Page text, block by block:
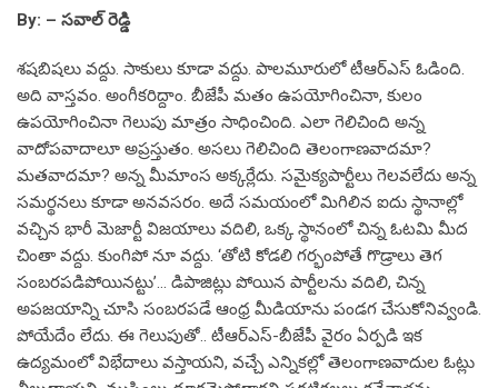
By: – సవాల్‌ రెడ్డి
శషబిషలు వద్దు. సాకులు కూడా వద్దు. పాలమూరులో టీఆర్‌ఎస్ ఓడింది.
అది వాస్తవం. అంగీకరిద్దాం. బీజేపీ మతం ఉపయోగించినా, కులం
ఉపయోగించినా గెలుపు మాత్రం సాధించింది. ఎలా గెలిచింది అన్న
వాదోపవాదాలూ అప్రస్తుతం. అసలు గెలిచింది తెలంగాణవాదమా?
మతవాదమా? అన్న మీమాంస అక్కర్లేదు. సమైక్యపార్టీలు గెలవలేదు అన్న
సమర్థనలు కూడా అనవసరం. అదే సమయంలో మిగిలిన ఐదు స్థానాల్లో
వచ్చిన భారీ మెజార్టీ విజయాలు వదిలి, ఒక్క స్థానంలో చిన్న ఓటమి మీద
చింతా వద్దు. కుంగిపో నూ వద్దు. ‘తోటి కోడలి గర్భంపోతే గొడ్రాలు తెగ
సంబరపడిపోయినట్టు’… డిపాజిట్లు పోయిన పార్టీలను వదిలి, చిన్న
అపజయాన్ని చూసి సంబరపడే ఆంధ్ర మీడియాను పండగ చేసుకోనివ్వండి.
పోయేదేం లేదు. ఈ గెలుపుతో.. టీఆర్‌ఎస్-బీజేపీ వైరం ఏర్పడి ఇక
ఉద్యమంలో విభేదాలు వస్తాయని, వచ్చే ఎన్నికల్లో తెలంగాణవాదుల ఓట్లు